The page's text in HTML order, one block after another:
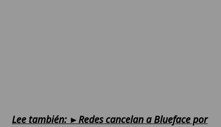
Lee también: ►Redes cancelan a Blueface por